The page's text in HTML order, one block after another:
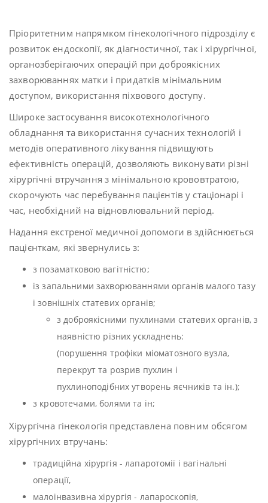
Пріоритетним напрямком гінекологічного підрозділу є
розвиток ендоскопії, як діагностичної, так і хірургічної,
органозберігаючих операцій при доброякісних
захворюваннях матки і придатків мінімальним
доступом, використання піхвового доступу.
Широке застосування високотехнологічного
обладнання та використання сучасних технологій і
методів оперативного лікування підвищують
ефективність операцій, дозволяють виконувати різні
хірургічні втручання з мінімальною крововтратою,
скорочують час перебування пацієнтів у стаціонарі і
час, необхідний на відновлювальний період.
Надання екстреної медичної допомоги в здійснюється
пацієнткам, які звернулись з:
з позаматковою вагітністю;
із запальними захворюваннями органів малого тазу
і зовнішніх статевих органів;
з доброякісними пухлинами статевих органів, з
наявністю різних ускладнень:
(порушення трофіки міоматозного вузла,
перекрут та розрив пухлин і
пухлиноподібних утворень яєчників та ін.);
з кровотечами, болями та ін;
Хірургічна гінекологія представлена повним обсягом
хірургічних втручань:
традиційна хірургія - лапаротомії і вагінальні
операції,
малоінвазивна хірургія - лапароскопія,